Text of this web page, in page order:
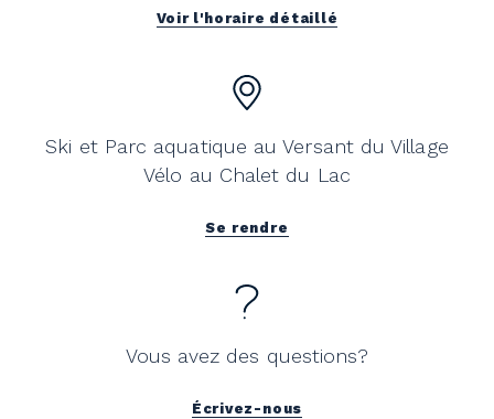
Voir l'horaire détaillé
Ski et Parc aquatique au Versant du Village
Vélo au Chalet du Lac
Se rendre
Vous avez des questions?
Écrivez-nous